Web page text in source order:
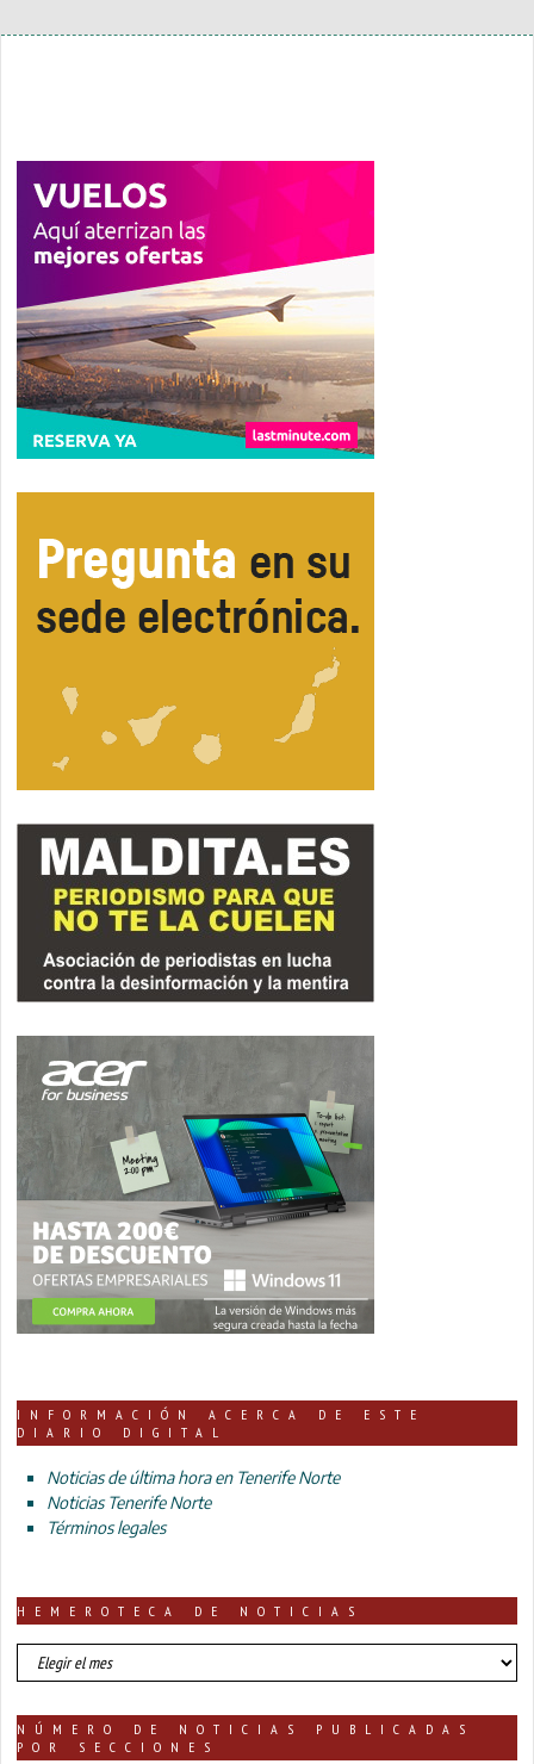
INFORMACIÓN ACERCA DE ESTE
DIARIO DIGITAL
Noticias de última hora en Tenerife Norte
Noticias Tenerife Norte
Términos legales
HEMEROTECA DE NOTICIAS
HEMEROTECA
DE
NÚMERO DE NOTICIAS PUBLICADAS
POR SECCIONES